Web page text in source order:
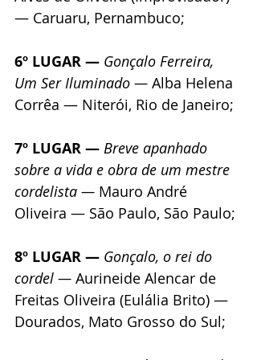
— Caruaru, Pernambuco;
6º LUGAR — Gonçalo Ferreira,
Um Ser Iluminado — Alba Helena
Corrêa — Niterói, Rio de Janeiro;
7º LUGAR — Breve apanhado
sobre a vida e obra de um mestre
cordelista — Mauro André
Oliveira — São Paulo, São Paulo;
8º LUGAR — Gonçalo, o rei do
cordel — Aurineide Alencar de
Freitas Oliveira (Eulália Brito) —
Dourados, Mato Grosso do Sul;